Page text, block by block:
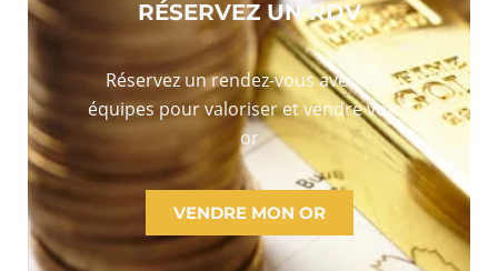
RÉSERVEZ UN RDV
Réservez un rendez-vous avec nos
équipes pour valoriser et vendre votre
or
VENDRE MON OR